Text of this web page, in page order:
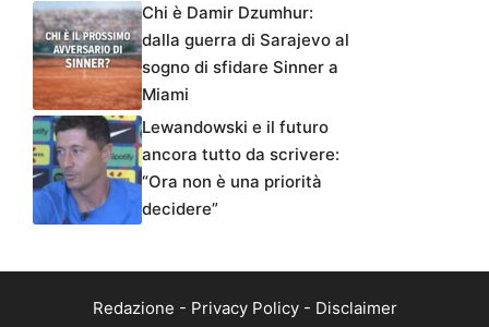
Chi è Damir Dzumhur:
dalla guerra di Sarajevo al
sogno di sfidare Sinner a
Miami
Lewandowski e il futuro
ancora tutto da scrivere:
“Ora non è una priorità
decidere”
Redazione - Privacy Policy- Disclaimer